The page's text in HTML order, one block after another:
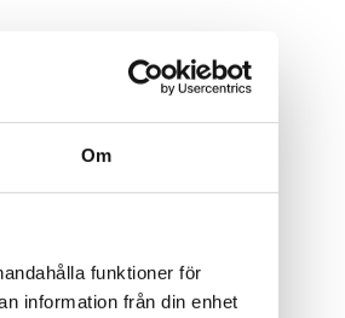
Om
funktioner för
information från din enhet